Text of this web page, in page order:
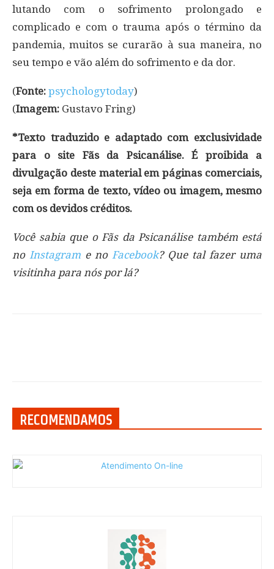
lutando com o sofrimento prolongado e
complicado e com o trauma após o término da
pandemia, muitos se curarão à sua maneira, no
seu tempo e vão além do sofrimento e da dor.
(Fonte: psychologytoday)
(Imagem: Gustavo Fring)
*Texto traduzido e adaptado com exclusividade
para o site Fãs da Psicanálise. É proibida a
divulgação deste material em páginas comerciais,
seja em forma de texto, vídeo ou imagem, mesmo
com os devidos créditos.
Você sabia que o Fãs da Psicanálise também está
no Instagrame no Facebook? Que tal fazer uma
visitinha para nós por lá?
RECOMENDAMOS